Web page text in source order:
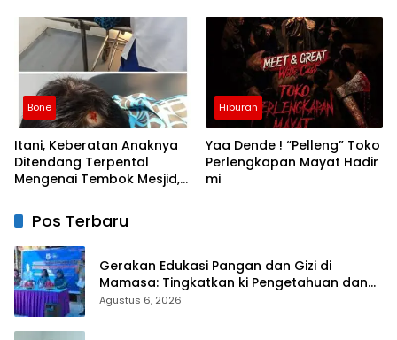
Maju dan Sejahtera
Penyerapan Anggaran
Bone
Itani, Keberatan Anaknya
Ditendang Terpental
Mengenai Tembok Mesjid,
Polisi
Hiburan
Yaa Dende ! “Pelleng” Toko
Perlengkapan Mayat Hadir
mi
Pos Terbaru
Gerakan Edukasi Pangan dan Gizi di
Mamasa: Tingkatkan ki Pengetahuan dan
Keterampilan Keluarga dalam Pemenuhan
Agustus 6, 2026